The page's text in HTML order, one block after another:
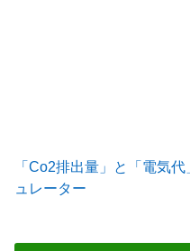
「Co2排出量」と「電気
ュレーター